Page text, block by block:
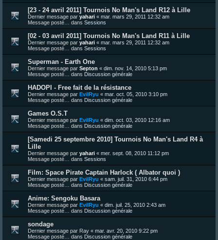
[23 - 24 avril 2011] Tournois No Man's Land R12 à Lille
Dernier message par yahari « mar. mars 29, 2011 12:32 am
Message posté… dans Sessions
[02 - 03 avril 2011] Tournois No Man's Land R11 à Lille
Dernier message par yahari « mar. mars 29, 2011 12:32 am
Message posté… dans Sessions
Superman - Earth One
Dernier message par Septon « dim. nov. 14, 2010 5:13 pm
Message posté… dans Discussion générale
HADOPI - Free fait de la résistance
Dernier message par EvilRyu « mar. oct. 05, 2010 3:10 pm
Message posté… dans Discussion générale
Games O.S.T
Dernier message par EvilRyu « dim. oct. 03, 2010 12:16 am
Message posté… dans Discussion générale
[Samedi 25 septembre 2010] Tournois No Man's Land R4 à
Lille
Dernier message par yahari « mer. sept. 08, 2010 11:12 pm
Message posté… dans Sessions
Film: Space Pirate Captain Harlock ( Albator quoi )
Dernier message par EvilRyu « sam. juil. 31, 2010 6:44 pm
Message posté… dans Discussion générale
Anime: Sengoku Basara
Dernier message par EvilRyu « dim. juil. 25, 2010 2:43 am
Message posté… dans Discussion générale
sondage
Dernier message par Ray « mar. avr. 20, 2010 9:22 pm
Message posté… dans Discussion générale